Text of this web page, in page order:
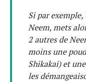
Si par
Neem, mets
2 autres de
moins une
Shikakai) et
les